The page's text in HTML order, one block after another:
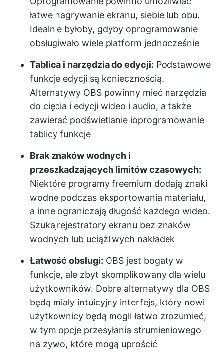
łatwe nagrywanie ekranu, siebie lub obu.
Idealnie byłoby, gdyby oprogramowanie
obsługiwało wiele platform jednocześnie
Tablica i narzędzia do edycji: Podstawowe
funkcje edycji są koniecznością.
Alternatywy OBS powinny mieć narzędzia
do cięcia i edycji wideo i audio, a także
zawierać podświetlanie ioprogramowanie
tablicy funkcje
Brak znaków wodnych i
przeszkadzających limitów czasowych:
Niektóre programy freemium dodają znaki
wodne podczas eksportowania materiału,
a inne ograniczają długość każdego wideo.
Szukajrejestratory ekranu bez znaków
wodnych lub uciążliwych nakładek
Łatwość obsługi: OBS jest bogaty w
funkcje, ale zbyt skomplikowany dla wielu
użytkowników. Dobre alternatywy dla OBS
będą miały intuicyjny interfejs, który nowi
użytkownicy będą mogli łatwo zrozumieć,
w tym opcje przesyłania strumieniowego
na żywo, które mogą uprościć